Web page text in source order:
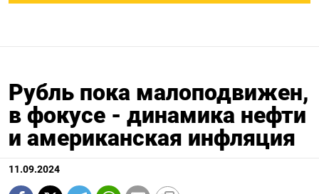
Рубль пока малоподвижен,
в фокусе - динамика нефти
и американская инфляция
11.09.2024